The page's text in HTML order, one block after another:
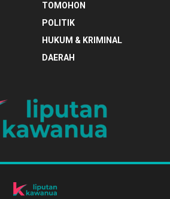
TOMOHON
POLITIK
HUKUM & KRIMINAL
DAERAH